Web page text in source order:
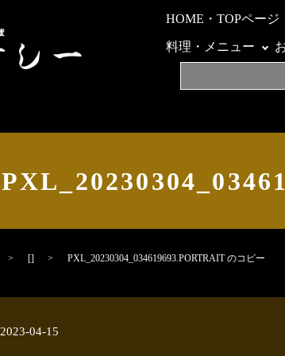
HOME・TOPページ
料理・メニュー
[] PXL_20230304_034619693.PORTRAIT のコピー
2023-04-15